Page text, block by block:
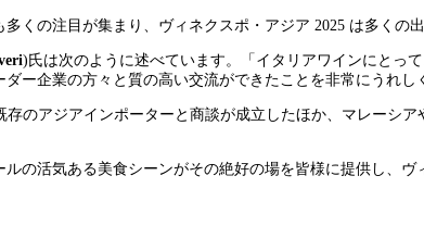
の注目が集まり、ヴィネクスポ・アジア 2025 は多くの
)氏は次のように述べています。「イタリアワインにとっ
ー企業の方々と質の高い交流ができたことを非常にうれし
存のアジアインポーターと商談が成立したほか、マレーシ
の活気ある美食シーンがその絶好の場を皆様に提供し、